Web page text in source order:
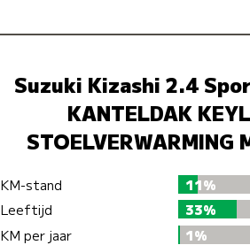
Suzuki Kizashi 2.4
KANTELDAK
STOELVERWARMING
KM-stand
11%
Leeftijd
33%
KM per jaar
1%